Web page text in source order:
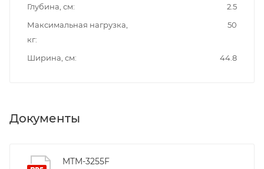
Глубина, см
2.5
Максимальная нагрузка,
кг
50
Ширина, см 44.8
Документы
MTM-3255F